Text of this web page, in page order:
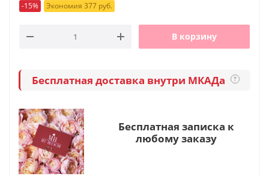
-15% Экономия 377 руб.
В корзину
Бесплатная доставка внутри МКАДа ?
Бесплатная записка к
любому заказу